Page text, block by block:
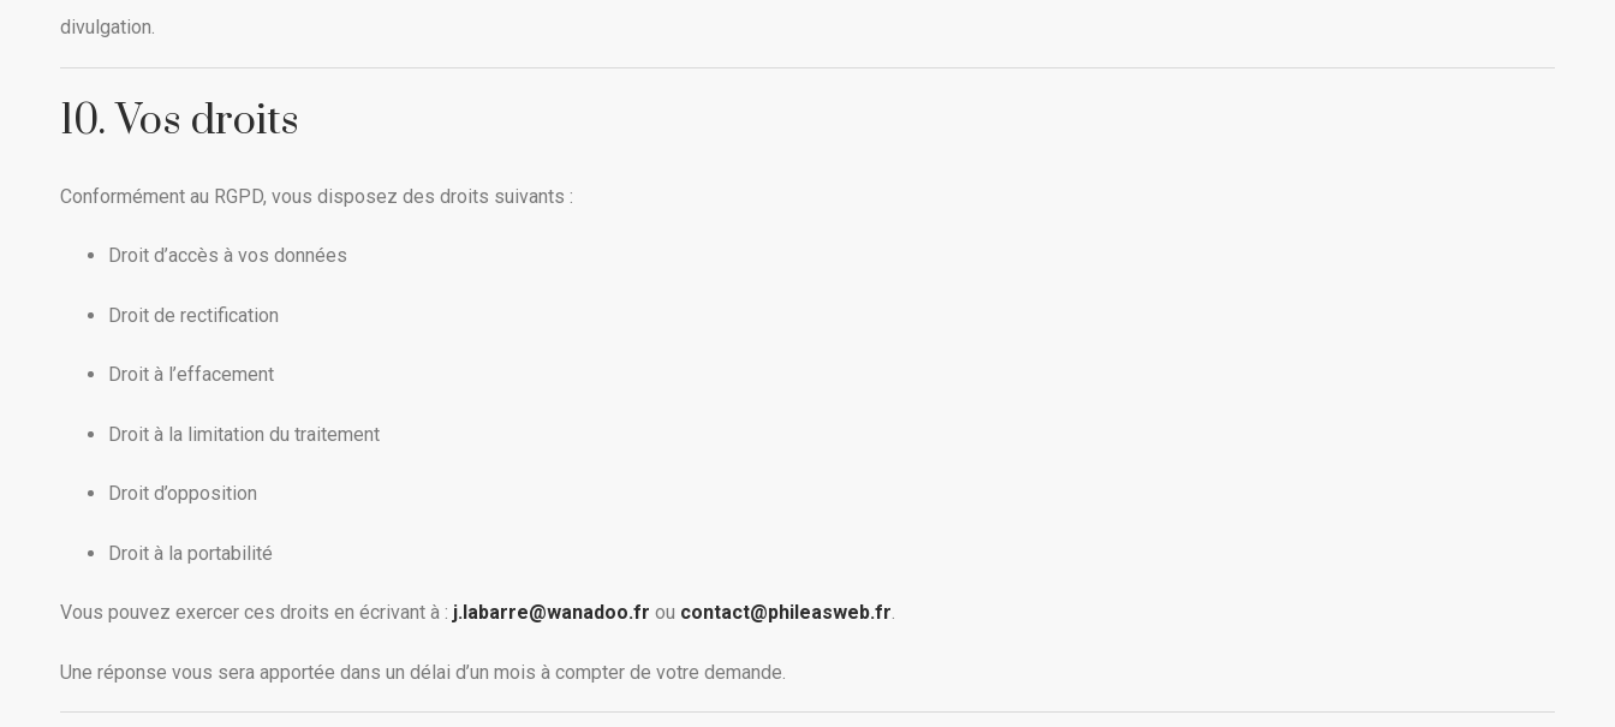
divulgation.
10. Vos droits
Conformément au RGPD, vous disposez des droits suivants :
Droit d’accès à vos données
Droit de rectification
Droit à l’effacement
Droit à la limitation du traitement
Droit d’opposition
Droit à la portabilité
Vous pouvez exercer ces droits en écrivant à : j.labarre@wanadoo.fr ou contact@phileasweb.fr.
Une réponse vous sera apportée dans un délai d’un mois à compter de votre demande.